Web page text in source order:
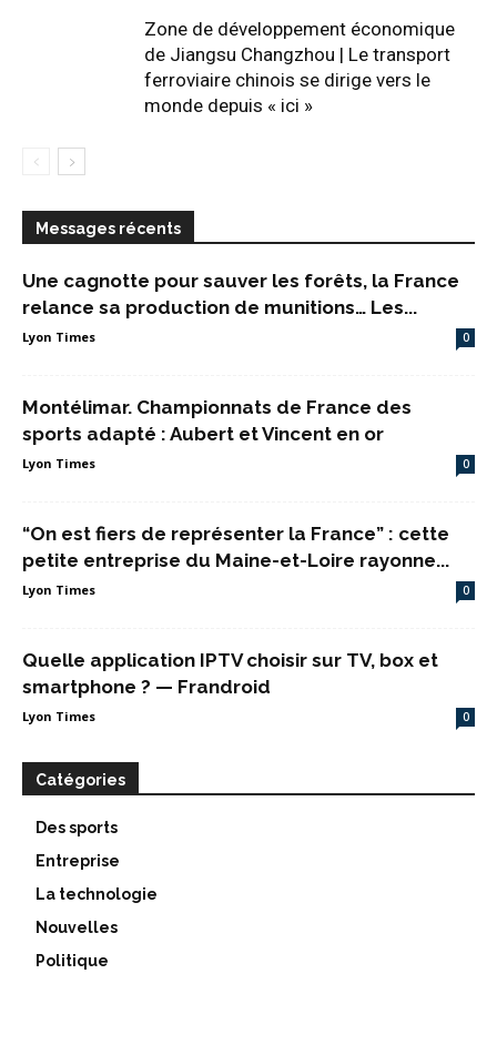
Zone de développement économique
de Jiangsu Changzhou | Le transport
ferroviaire chinois se dirige vers le
monde depuis « ici »
Messages récents
Une cagnotte pour sauver les forêts, la France
relance sa production de munitions… Les...
Lyon Times 0
Montélimar. Championnats de France des
sports adapté : Aubert et Vincent en or
Lyon Times 0
“On est fiers de représenter la France” : cette
petite entreprise du Maine-et-Loire rayonne...
Lyon Times 0
Quelle application IPTV choisir sur TV, box et
smartphone ? — Frandroid
Lyon Times 0
Catégories
Des sports
Entreprise
La technologie
Nouvelles
Politique